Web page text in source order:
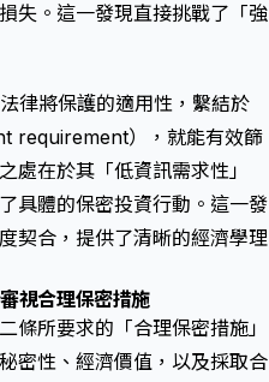
失。這一發現直接挑戰了「強
律將保護的適用性，繫結於
requirement），就能有效篩
處在於其「低資訊需求性」
具體的保密投資行動。這一發
契合，提供了清晰的經濟學理
視合理保密措施
條所要求的「合理保密措施」
密性、經濟價值，以及採取合